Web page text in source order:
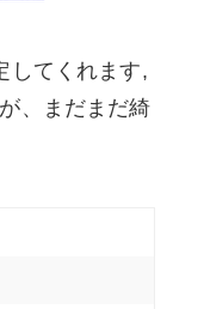
してくれます,
、まだまだ綺